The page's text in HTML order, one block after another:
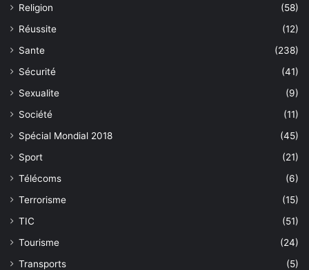
Religion
(58)
Réussite
(12)
Sante
(238)
Sécurité
(41)
Sexualite
(9)
Société
(11)
Spécial Mondial 2018
(45)
Sport
(21)
Télécoms
(6)
Terrorisme
(15)
TIC
(51)
Tourisme
(24)
Transports
(5)